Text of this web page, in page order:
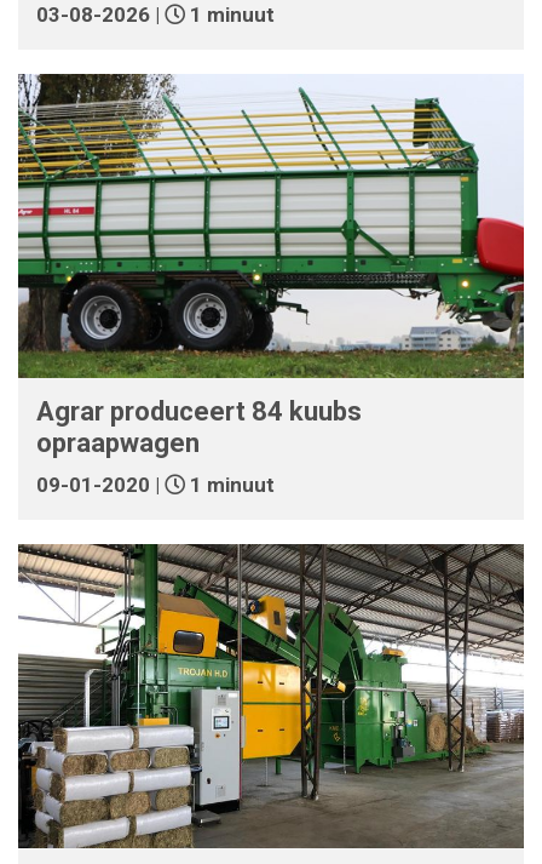
03-08-2026 | 1 minuut
Agrar produceert 84 kuubs
opraapwagen
09-01-2020 | 1 minuut